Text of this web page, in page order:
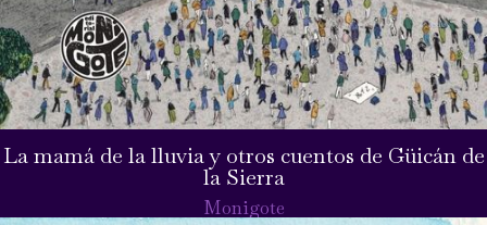
La mamá de la lluvia y otros cuentos de Güicán de
la Sierra
Monigote